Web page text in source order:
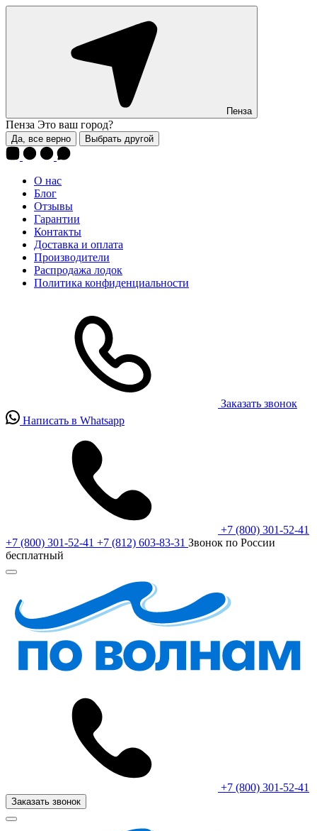
Пенза
Пенза Это ваш город?
Да, все верно Выбрать другой
О нас
Блог
Отзывы
Гарантии
Контакты
Доставка и оплата
Производители
Распродажа лодок
Политика конфиденциальности
Заказать звонок
Написать в Whatsapp
+7 (800) 301-52-41
+7 (800) 301-52-41 +7 (812) 603-83-31 Звонок по России
бесплатный
+7 (800) 301-52-41
Заказать звонок